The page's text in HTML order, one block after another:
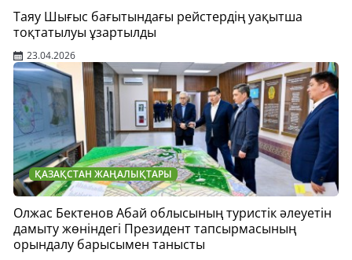
Таяу Шығыс бағытындағы рейстердің уақытша
тоқтатылуы ұзартылды
23.04.2026
ҚАЗАҚСТАН ЖАҢАЛЫҚТАРЫ
Олжас Бектенов Абай облысының туристік әлеуетін
дамыту жөніндегі Президент тапсырмасының
орындалу барысымен танысты